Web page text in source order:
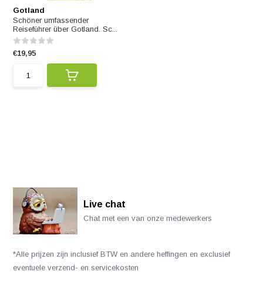
Gotland
Schöner umfassender
Reiseführer über Gotland. Sc...
€19,95
Live chat
Chat met een van onze medewerkers
*Alle prijzen zijn inclusief BTW en andere heffingen en exclusief
eventuele verzend- en servicekosten